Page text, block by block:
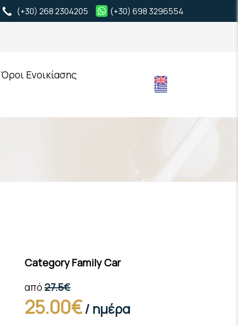
(+30) 268 2304205 (+30) 698 3296554
Όροι Ενοικίασης
Category Family Car
από27.5€
25.00€/ ημέρα